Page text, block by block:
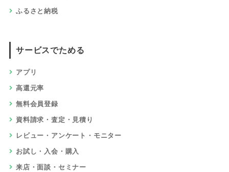
ふるさと納税
サービスでためる
アプリ
高還元率
無料会員登録
資料請求・査定・見積り
レビュー・アンケート・モニター
お試し・入会・購入
来店・面談・セミナー